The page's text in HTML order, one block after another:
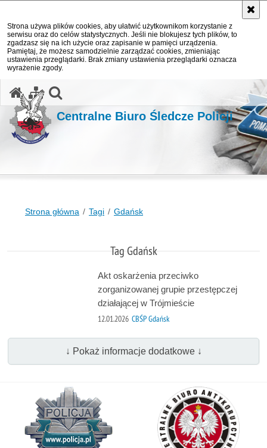
Strona używa plików cookies, aby ułatwić użytkownikom korzystanie z
serwisu oraz do celów statystycznych. Jeśli nie blokujesz tych plików, to
zgadzasz się na ich użycie oraz zapisanie w pamięci urządzenia.
Pamiętaj, że możesz samodzielnie zarządzać cookies, zmieniając
ustawienia przeglądarki. Brak zmiany ustawienia przeglądarki oznacza
wyrażenie zgody.
Centralne Biuro Śledcze Policji
Strona główna Tagi Gdańsk
Tag Gdańsk
Akt oskarżenia przeciwko
zorganizowanej grupie przestępczej
działającej w Trójmieście
12.01.2026 CBŚP Gdańsk
↓ Pokaż informacje dodatkowe ↓